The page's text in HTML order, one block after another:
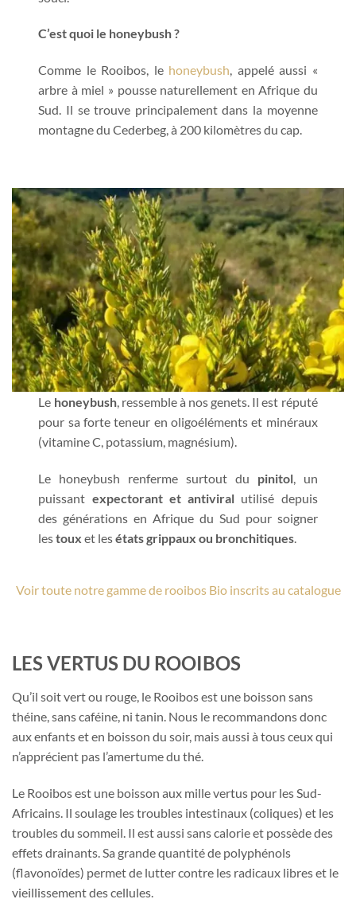
C’est quoi le honeybush ?
Comme le Rooibos, le honeybush, appelé aussi «
arbre à miel » pousse naturellement en Afrique du
Sud. Il se trouve principalement dans la moyenne
montagne du Cederbeg, à 200 kilomètres du cap.
Le honeybush, ressemble à nos genets. Il est réputé
pour sa forte teneur en oligoéléments et minéraux
(vitamine C, potassium, magnésium).
Le honeybush renferme surtout du pinitol, un
puissant expectorant et antiviral utilisé depuis
des générations en Afrique du Sud pour soigner
lestoux et lesétats grippaux ou bronchitiques
Voir toute notre gamme de rooibos Bio inscrits au catalogue
LES VERTUS DU ROOIBOS
Qu’il soit vert ou rouge, le Rooibos est une boisson sans
théine, sans caféine, ni tanin. Nous le recommandons donc
aux enfants et en boisson du soir, mais aussi à tous ceux qui
n’apprécient pas l’amertume du thé.
Le Rooibos est une boisson aux mille vertus pour les Sud-
Africains. Il soulage les troubles intestinaux (coliques) et les
troubles du sommeil. Il est aussi sans calorie et possède des
effets drainants. Sa grande quantité de polyphénols
(flavonoïdes) permet de lutter contre les radicaux libres et le
vieillissement des cellules.